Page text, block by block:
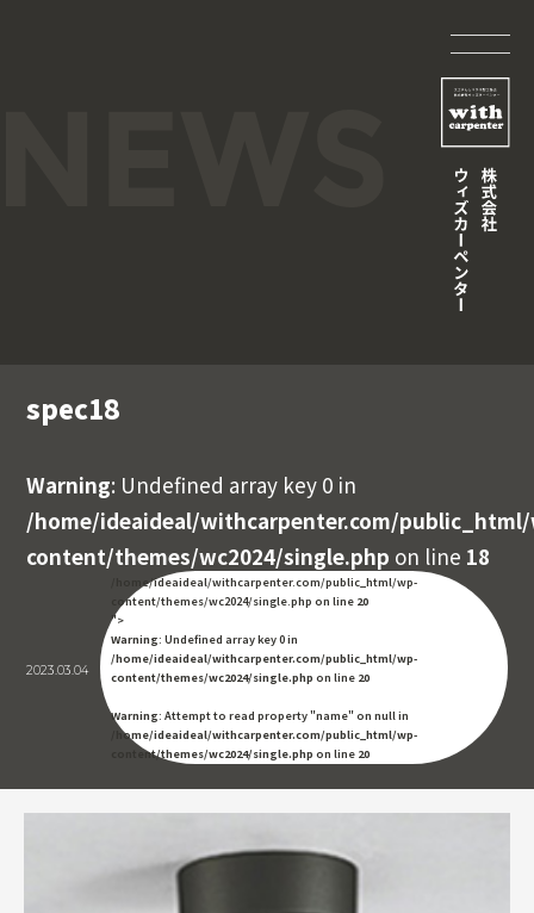
spec18
Warning: Undefined array key 0 in
/home/ideaideal/withcarpenter.com/
content/themes/wc2024/single.php on line 18
2023.03.04
/home/ideaideal/withcarpenter.com/public_html/wp-
content/themes/wc2024/single.php on line 20
">
Warning: Undefined array key 0 in
/home/ideaideal/withcarpenter.com/public_html/wp-
content/themes/wc2024/single.php on line 20
Warning: Attempt to read property "name" on null in
/home/ideaideal/withcarpenter.com/public_html/wp-
content/themes/wc2024/single.php on line 20